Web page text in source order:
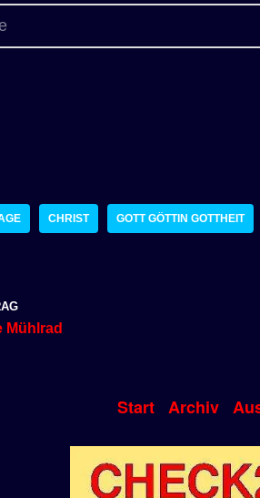
CHRIST GOTT GÖTTIN GOTTHEIT
Mühlrad
Start Archiv